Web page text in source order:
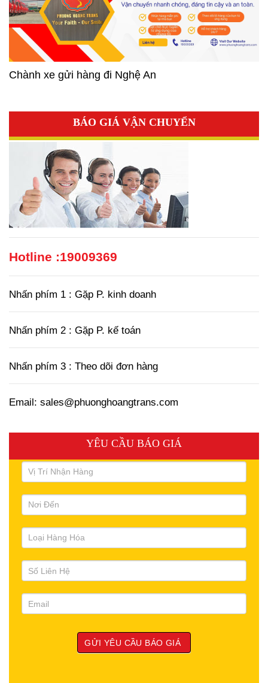
Chành xe gửi hàng đi Nghệ An
BÁO GIÁ VẬN CHUYỂN
Hotline :19009369
Nhấn phím 1 : Gặp P. kinh doanh
Nhấn phím 2 : Gặp P. kế toán
Nhấn phím 3 : Theo dõi đơn hàng
Email: sales@phuonghoangtrans.com
YÊU CẦU BÁO GIÁ